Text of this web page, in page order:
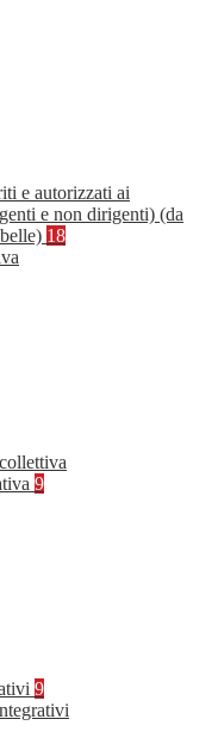
e autorizzati ai
e non dirigenti) (da
18
9
9